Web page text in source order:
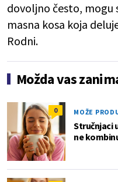
dovoljno često, mogu
masna kosa koja
Rodni.
Možda vas
0 MOŽE
Stručnjaci
ne